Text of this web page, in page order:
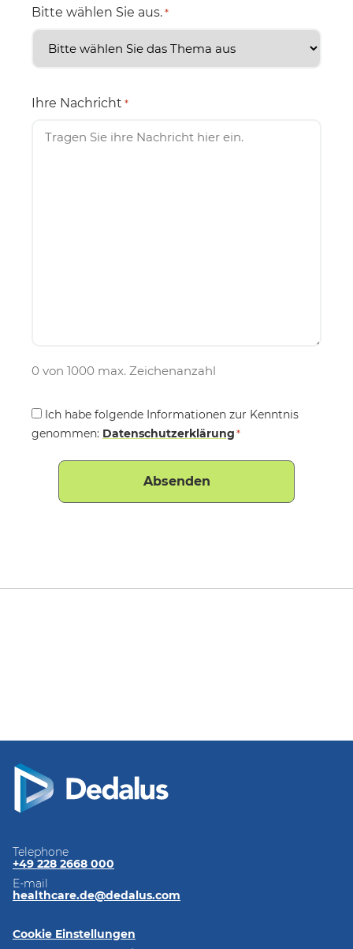
Bitte wählen Sie aus. *
Ihre Nachricht *
0 von 1000 max. Zeichenanzahl
Consent
*
Ich habe folgende Informationen zur Kenntnis
genommen: Datenschutzerklärung*
Telephone
+49 228 2668 000
E-mail
healthcare.de@dedalus.com
Cookie Einstellungen